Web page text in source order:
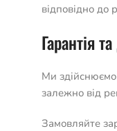
відповідно до
Гарантія
Ми здійснюємо
залежно від
Замовляйте